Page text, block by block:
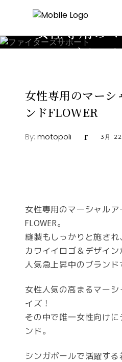
女性専用の
ーツブラン
女性専用のマーシ
ンドFLOWER
By: motopoli 3月
女性専用のマーシャルア
FLOWER。
縫製もしっかりと施され、
カワイイロゴ＆デザイン
人気急上昇中のブランド
女性人気の高まるマー
イズ！
その中で唯一女性向け
ンド。
シンガポールで活躍す